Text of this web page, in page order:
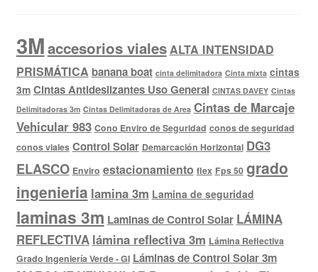
3Maccesorios vialesALTA INTENSIDAD
PRISMÁTICA banana boat cinta delimitadora Cinta mixta cintas
3m Cintas Antideslizantes Uso General CINTAS DAVEY Cintas
Delimitadoras 3m Cintas Delimitadoras de Area Cintas de Marcaje
Vehicular 983 Cono Enviro de Seguridad conos de seguridad
conos viales Control Solar Demarcación Horizontal DG3
ELASCO Enviro estacionamiento flex Fps 50 grado
ingenieria lamina 3m Lamina de seguridad
laminas 3m Laminas de Control Solar LÁMINA
REFLECTIVA lámina reflectiva 3m Lámina Reflectiva
Grado Ingeniería Verde - GI Láminas de Control Solar 3m